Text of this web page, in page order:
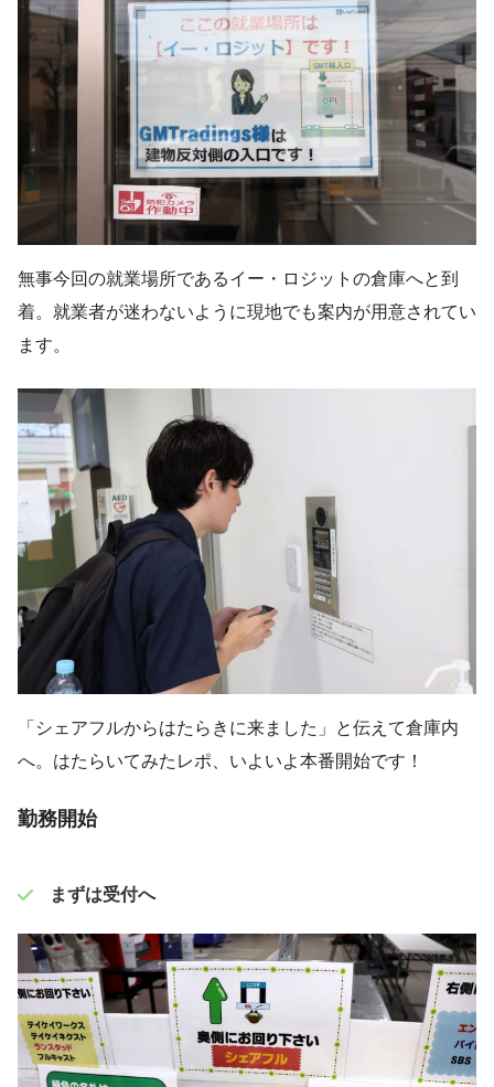
無事今回の就業場所であるイー・ロジットの倉庫へと到
着。就業者が迷わないように現地でも案内が用意されてい
ます。
「シェアフルからはたらきに来ました」と伝えて倉庫内
へ。はたらいてみたレポ、いよいよ本番開始です！
勤務開始
まずは受付へ